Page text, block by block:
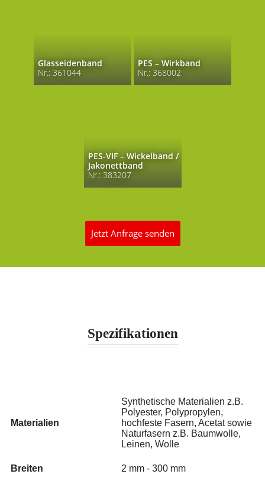
Glasseidenband
Nr.: 361044
PES – Wirkband
Nr.: 368002
PES-VIF – Wickelband /
Jakonettband
Nr.: 383207
Jetzt Anfrage senden
Spezifikationen
Materialien
Synthetische Materialien z.B.
Polyester, Polypropylen,
hochfeste Fasern, Acetat sowie
Naturfasern z.B. Baumwolle,
Leinen, Wolle
Breiten 2 mm - 300 mm